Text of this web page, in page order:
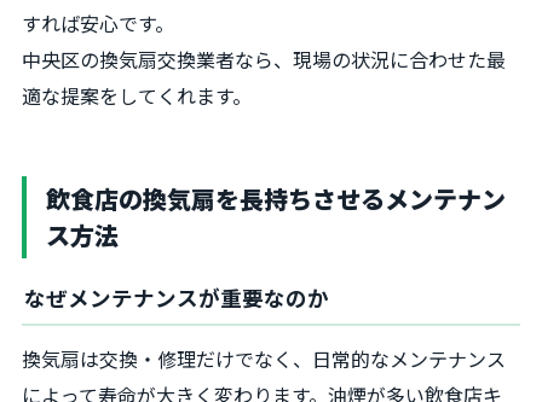
すれば安心です。
中央区の換気扇交換業者なら、現場の状況に合わせた最
適な提案をしてくれます。
飲食店の換気扇を長持ちさせるメンテナン
ス方法
なぜメンテナンスが重要なのか
換気扇は交換・修理だけでなく、日常的なメンテナンス
によって寿命が大きく変わります。油煙が多い飲食店キ